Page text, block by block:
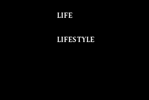
LIFE
LIFESTYLE